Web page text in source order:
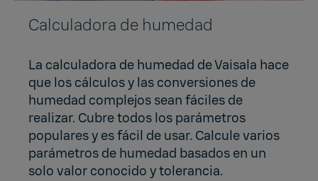
Calculadora de humedad
La calculadora de humedad de Vaisala hace
que los cálculos y las conversiones de
humedad complejos sean fáciles de
realizar. Cubre todos los parámetros
populares y es fácil de usar. Calcule varios
parámetros de humedad basados en un
solo valor conocido y tolerancia.